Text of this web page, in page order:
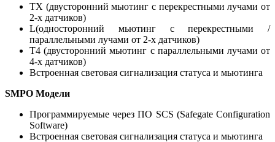
TX (двусторонний мьютинг с перекрестными лучами от
2-х датчиков)
L(односторонний мьютинг с перекрестными /
параллельными лучами от 2-х датчиков)
T4 (двусторонний мьютинг с параллельными лучами от
4-х датчиков)
Встроенная световая сигнализация статуса и мьютинга
SMPO Модели
Программируемые через ПО SCS (Safegate Configuration
Software)
Встроенная световая сигнализация статуса и мьютинга